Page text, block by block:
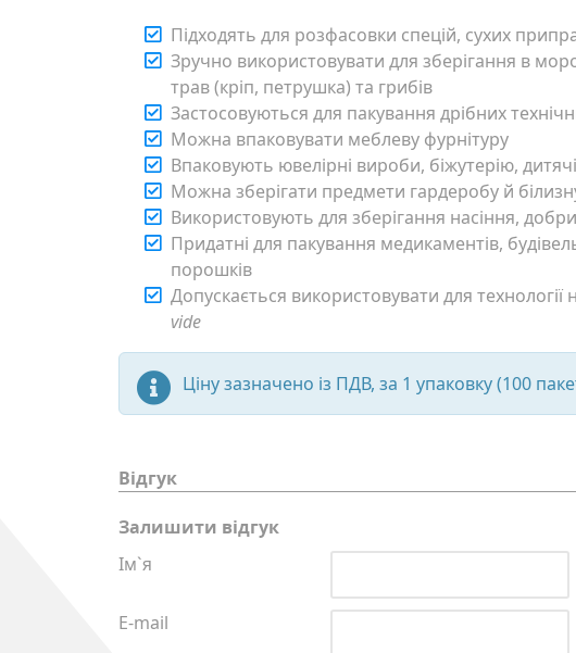
Підходять для розфасовки спецій, сухих
Зручно використовувати для зберігання в
трав (кріп, петрушка) та грибів
Застосовуються для пакування дрібних
Можна впаковувати меблеву фурнітуру
Впаковують ювелірні вироби, біжутерію,
Можна зберігати предмети гардеробу й
Використовують для зберігання насіння,
Придатні для пакування медикаментів,
порошків
Допускається використовувати для
vide
Ціну зазначено із ПДВ, за 1 упаковку (100
Відгук
Залишити відгук
Ім`я
E-mail